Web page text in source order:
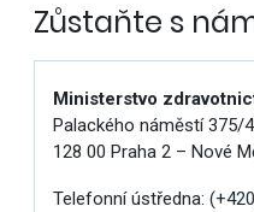
Zůstaňte s
Ministerstvo
Palackého náměstí 375/4
128 00 Praha 2 – Nové
Telefonní ústředna: